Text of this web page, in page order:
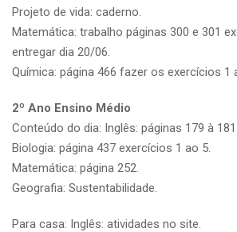
Projeto de vida: caderno.
Matemática: trabalho páginas 300 e 301
entregar dia 20/06.
Química: página 466 fazer os exercícios 1
2º Ano Ensino Médio
Conteúdo do dia: Inglês: páginas 179 à 181.
Biologia: página 437 exercícios 1 ao 5.
Matemática: página 252.
Geografia: Sustentabilidade.
Para casa: Inglês: atividades no site.